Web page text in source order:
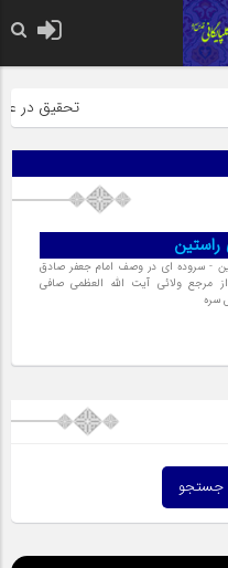
تحقیق در
- سروده ای در وصف امام جعفر صادق
از مرجع ولائی آیت الله العظمی صافی
سره